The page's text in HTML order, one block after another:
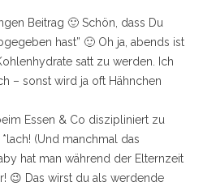
Beitrag 🙂 Schön, dass Du
hast” 🙂 Oh ja, abends ist
satt zu werden. Ich
– sonst wird ja oft Hähnchen
Essen & Co diszipliniert zu
(Und manchmal das
hat man während der Elternzeit
😉 Das wirst du als werdende